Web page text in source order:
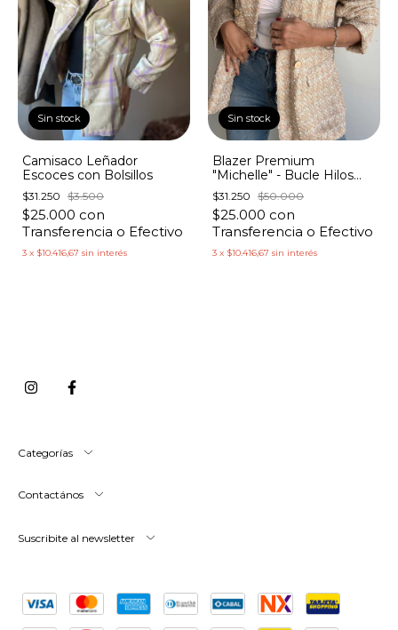
Sin stock
Camisaco Leñador
Escoces con Bolsillos
$31.250 $3.500
$25.000 con
Transferencia o Efectivo
3 x $10.416,67 sin interés
Sin stock
Blazer Premium
"Michelle" - Bucle Hilos
Dorados
$31.250 $50.000
$25.000 con
Transferencia o Efectivo
3 x $10.416,67 sin interés
Categorías
Contactános
Suscribite al newsletter